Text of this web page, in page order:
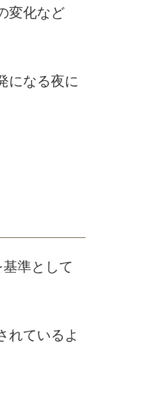
変化など
になる夜に
準として
れているよ